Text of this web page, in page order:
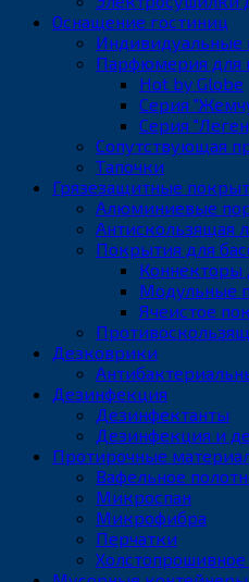
Оснащение гостиниц
Индивидуальные
Парфюмерия для
Hot by Globe
Серия
Серия
Сопутствующая
Тапочки
Грязезащитные
Алюминиевые
Антискользящая
Покрытия для
Коннекторы
Модульные
Ячеистое
Дезковрики
Дезинфекция
Дезинфектанты
Дезинфекция и
Протирочные
Вафельное
Микроспан
Микрофибра
Перчатки